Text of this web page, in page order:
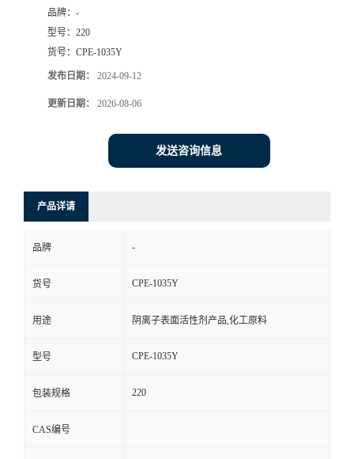
品牌： -
型号： 220
货号： CPE-1035Y
发布日期： 2024-09-12
更新日期： 2026-08-06
发送咨询信息
产品详请
品牌 -
货号 CPE-1035Y
用途 阴离子表面活性剂产品,化工原料
型号 CPE-1035Y
包装规格 220
CAS编号